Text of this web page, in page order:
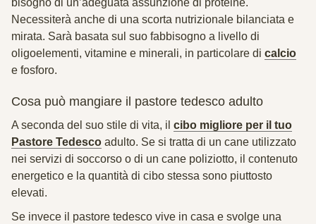
bisogno di un’adeguata assunzione di proteine.
Necessiterà anche di una scorta nutrizionale bilanciata e
mirata. Sarà basata sul suo fabbisogno a livello di
oligoelementi, vitamine e minerali, in particolare di calcio
e fosforo.
Cosa può mangiare il pastore tedesco adulto
A seconda del suo stile di vita, il cibo migliore per il tuo
Pastore Tedesco adulto. Se si tratta di un cane utilizzato
nei servizi di soccorso o di un cane poliziotto, il contenuto
energetico e la quantità di cibo stessa sono piuttosto
elevati.
Se invece il pastore tedesco vive in casa e svolge una